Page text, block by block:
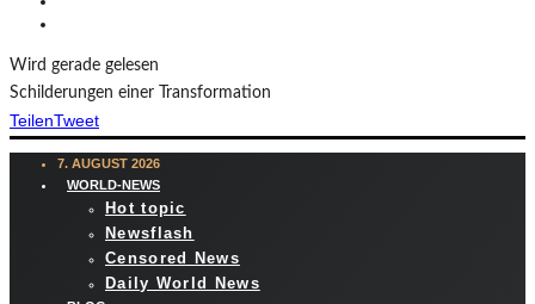
Wird gerade gelesen
Schilderungen einer Transformation
TeilenTweet
7. AUGUST 2026
WORLD-NEWS
Hot topic
Newsflash
Censored News
Daily World News